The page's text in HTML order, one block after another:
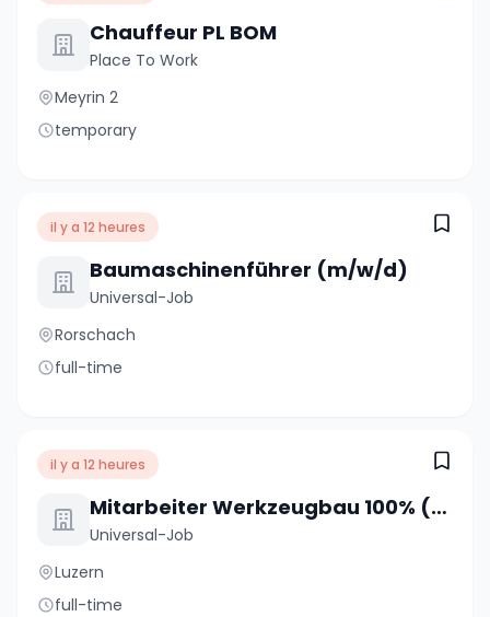
Chauffeur PL BOM
Place To Work
Meyrin 2
temporary
il y a 12 heures
Baumaschinenführer (m/w/d)
Universal-Job
Rorschach
full-time
il y a 12 heures
Mitarbeiter Werkzeugbau 100% (m/w/d)
Universal-Job
Luzern
full-time